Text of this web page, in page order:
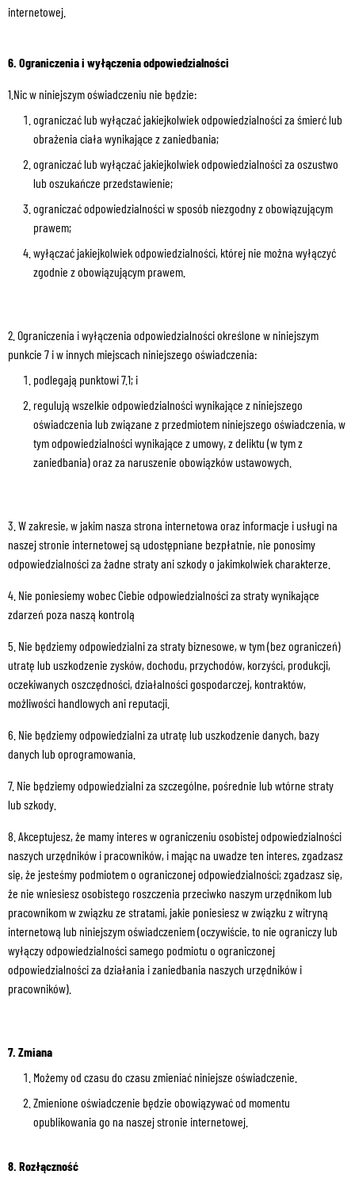
internetowej.
6. Ograniczenia i wyłączenia odpowiedzialności
1.Nic w niniejszym oświadczeniu nie będzie:
ograniczać lub wyłączać jakiejkolwiek odpowiedzialności za śmierć lub
obrażenia ciała wynikające z zaniedbania;
ograniczać lub wyłączać jakiejkolwiek odpowiedzialności za oszustwo
lub oszukańcze przedstawienie;
ograniczać odpowiedzialności w sposób niezgodny z obowiązującym
prawem;
wyłączać jakiejkolwiek odpowiedzialności, której nie można wyłączyć
zgodnie z obowiązującym prawem.
2. Ograniczenia i wyłączenia odpowiedzialności określone w niniejszym
punkcie 7 i w innych miejscach niniejszego oświadczenia:
podlegają punktowi 7.1; i
regulują wszelkie odpowiedzialności wynikające z niniejszego
oświadczenia lub związane z przedmiotem niniejszego oświadczenia, w
tym odpowiedzialności wynikające z umowy, z deliktu (w tym z
zaniedbania) oraz za naruszenie obowiązków ustawowych.
3. W zakresie, w jakim nasza strona internetowa oraz informacje i usługi na
naszej stronie internetowej są udostępniane bezpłatnie, nie ponosimy
odpowiedzialności za żadne straty ani szkody o jakimkolwiek charakterze.
4. Nie poniesiemy wobec Ciebie odpowiedzialności za straty wynikające
zdarzeń poza naszą kontrolą
5. Nie będziemy odpowiedzialni za straty biznesowe, w tym (bez ograniczeń)
utratę lub uszkodzenie zysków, dochodu, przychodów, korzyści, produkcji,
oczekiwanych oszczędności, działalności gospodarczej, kontraktów,
możliwości handlowych ani reputacji.
6. Nie będziemy odpowiedzialni za utratę lub uszkodzenie danych, bazy
danych lub oprogramowania.
7. Nie będziemy odpowiedzialni za szczególne, pośrednie lub wtórne straty
lub szkody.
8. Akceptujesz, że mamy interes w ograniczeniu osobistej odpowiedzialności
naszych urzędników i pracowników, i mając na uwadze ten interes, zgadzasz
się, że jesteśmy podmiotem o ograniczonej odpowiedzialności; zgadzasz się,
że nie wniesiesz osobistego roszczenia przeciwko naszym urzędnikom lub
pracownikom w związku ze stratami, jakie poniesiesz w związku z witryną
internetową lub niniejszym oświadczeniem (oczywiście, to nie ograniczy lub
wyłączy odpowiedzialności samego podmiotu o ograniczonej
odpowiedzialności za działania i zaniedbania naszych urzędników i
pracowników).
7. Zmiana
Możemy od czasu do czasu zmieniać niniejsze oświadczenie.
Zmienione oświadczenie będzie obowiązywać od momentu
opublikowania go na naszej stronie internetowej.
8. Rozłączność